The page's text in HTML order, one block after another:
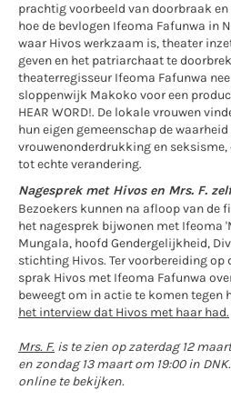
prachtig voorbeeld van doorbraak
hoe de bevlogen Ifeoma Fafunwa in
waar Hivos werkzaam is, theater
geven en het patriarchaat te
theaterregisseur Ifeoma Fafunwa
sloppenwijk Makoko voor een
HEAR WORD!. De lokale vrouwen
hun eigen gemeenschap de
vrouwenonderdrukking en seksisme,
tot echte verandering.
Nagesprek met Hivos en Mrs. F.
Bezoekers kunnen na afloop van de
het nagesprek bijwonen met Ifeoma
Mungala, hoofd Gendergelijkheid,
stichting Hivos. Ter voorbereiding
sprak Hivos met Ifeoma Fafunwa
beweegt om in actie te komen tegen
het interview dat Hivos met haar had.
Mrs. F. is te zien op zaterdag 12
en zondag 13 maart om 19:00 in
online te bekijken.